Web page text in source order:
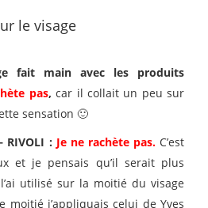
le visage
fait main avec les produits
pas, car il collait un peu sur
sensation 🙂
RIVOLI : Je ne rachète pas.C’est
et je pensais qu’il serait plus
utilisé sur la moitié du visage
moitié j’appliquais celui de Yves